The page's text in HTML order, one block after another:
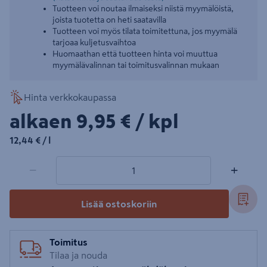
Tuotteen voi noutaa ilmaiseksi niistä myymälöistä,
joista tuotetta on heti saatavilla
Tuotteen voi myös tilata toimitettuna, jos myymälä
tarjoaa kuljetusvaihtoa
Huomaathan että tuotteen hinta voi muuttua
myymälävalinnan tai toimitusvalinnan mukaan
Hinta verkkokaupassa
alkaen 9,95€/kpl
9,95 € / kpl
12,44€/l
12,44 € / l
− +
Lisää ostoskoriin
Toimitus
Tilaa ja nouda